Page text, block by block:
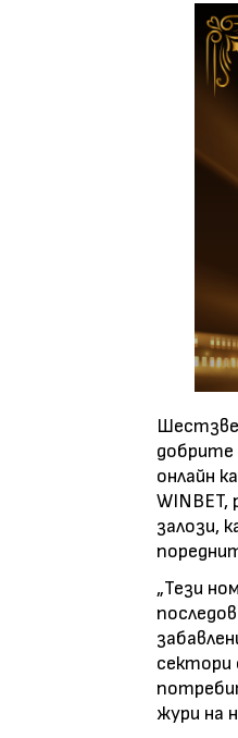
добрите
онлайн
залози,
„Тези
сектори
жури на